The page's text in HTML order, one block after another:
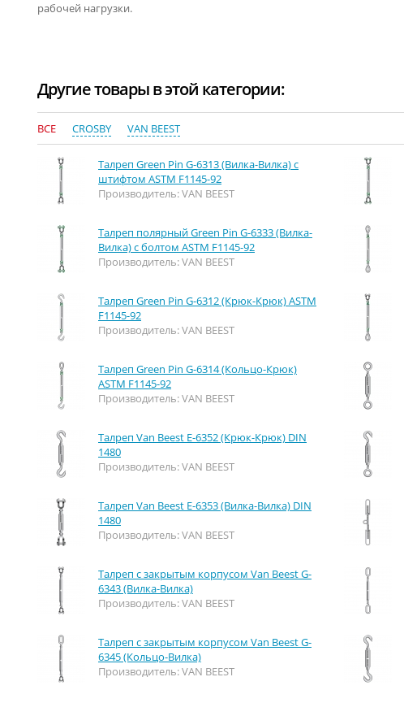
рабочей нагрузки.
Другие товары в этой категории:
ВСЕ CROSBY VAN BEEST
Талреп Green Pin G-6313 (Вилка-Вилка) с
штифтом ASTM F1145-92
Производитель: VAN BEEST
Талреп полярный Green Pin G-6333 (Вилка-
Вилка) с болтом ASTM F1145-92
Производитель: VAN BEEST
Талреп Green Pin G-6312 (Крюк-Крюк) ASTM
F1145-92
Производитель: VAN BEEST
Талреп Green Pin G-6314 (Кольцо-Крюк)
ASTM F1145-92
Производитель: VAN BEEST
Талреп Van Beest E-6352 (Крюк-Крюк) DIN
1480
Производитель: VAN BEEST
Талреп Van Beest E-6353 (Вилка-Вилка) DIN
1480
Производитель: VAN BEEST
Талреп с закрытым корпусом Van Beest G-
6343 (Вилка-Вилка)
Производитель: VAN BEEST
Талреп с закрытым корпусом Van Beest G-
6345 (Кольцо-Вилка)
Производитель: VAN BEEST